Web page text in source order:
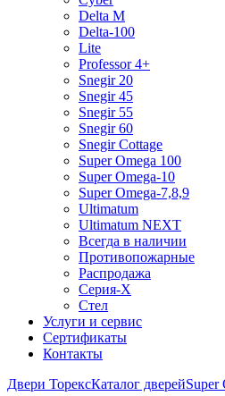
Delta M
Delta-100
Lite
Professor 4+
Snegir 20
Snegir 45
Snegir 55
Snegir 60
Snegir Cottage
Super Omega 100
Super Omega-10
Super Omega-7,8,9
Ultimatum
Ultimatum NEXT
Всегда в наличии
Противопожарные
Распродажа
Серия-X
Стел
Услуги и сервис
Сертификаты
Контакты
Двери ТорексКаталог дверейSuper